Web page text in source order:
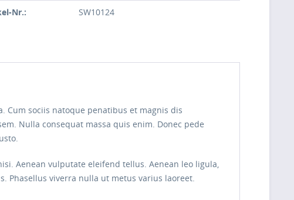
Nr.: SW10124
Cum sociis natoque penatibus et magnis dis
Nulla consequat massa quis enim. Donec pede
Aenean vulputate eleifend tellus. Aenean leo ligula,
Phasellus viverra nulla ut metus varius laoreet.